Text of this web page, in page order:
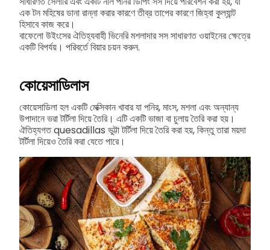
এক টন মহিষের ডানা রান্না করার কারণে তীব্র তাপের কারণে জিহ্বা কুল্যান্ট
হিসাবে কাজ করে।
বাফেলো উইংসের ঐতিহ্যবাহী ভিনেরি মশলাদার সস সাধারণত ওয়াইনের ক্ষেত্রে
একটি বিপর্যয়। পরিবর্তে বিয়ার চয়ন করুন.
কোয়েসাডিলাস
কোয়েসাডিলা হল একটি মেক্সিকান খাবার যা পনির, মাংস, মশলা এবং অন্যান্য
উপাদানে ভরা টর্টিলা দিয়ে তৈরি। এটি একটি ভাজা বা চুলায় তৈরি করা হয়।
ঐতিহ্যগত quesadillas ভুট্টা টর্টিলা দিয়ে তৈরি করা হয়, কিন্তু তারা ময়দা
টর্টিলা দিয়েও তৈরি করা যেতে পারে।